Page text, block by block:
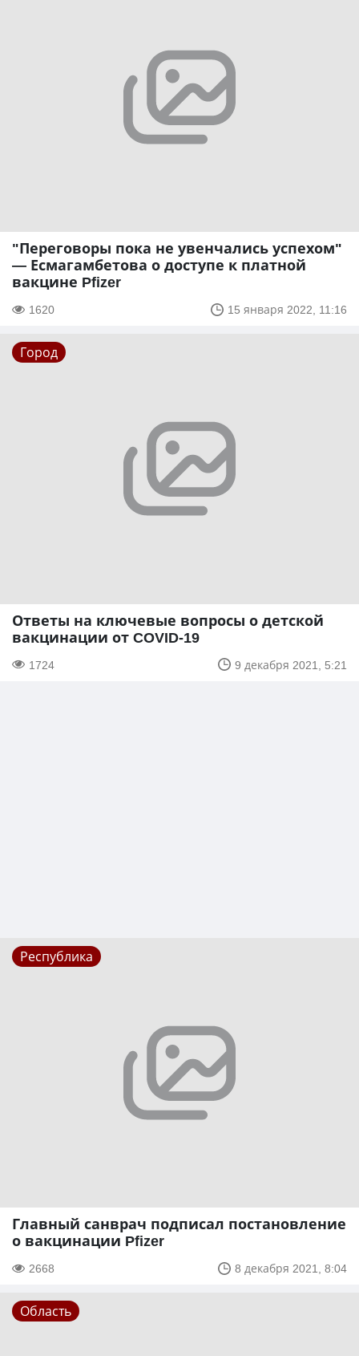
"Переговоры пока не увенчались успехом"
— Есмагамбетова о доступе к платной
вакцине Pfizer
1620 15 января 2022, 11:16
Город
Ответы на ключевые вопросы о детской
вакцинации от COVID-19
1724 9 декабря 2021, 5:21
Республика
Главный санврач подписал постановление
о вакцинации Pfizer
2668 8 декабря 2021, 8:04
Область